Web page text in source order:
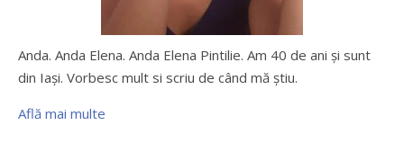
Anda. Anda Elena. Anda Elena Pintilie. Am 40 de ani şi sunt
din Iaşi. Vorbesc mult si scriu de când mă ştiu.
Află mai multe